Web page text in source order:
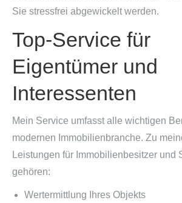
Sie stressfrei abgewickelt werden.
Top-Service für
Eigentümer und
Interessenten
Mein Service umfasst alle wichtigen
modernen Immobilienbranche. Zu
Leistungen für Immobilienbesitzer und
gehören:
Wertermittlung Ihres Objekts